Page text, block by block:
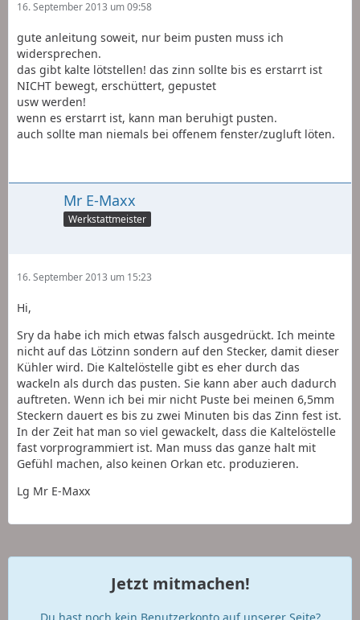
16. September 2013 um 09:58
gute anleitung soweit, nur beim pusten muss ich
widersprechen.
das gibt kalte lötstellen! das zinn sollte bis es erstarrt ist
NICHT bewegt, erschüttert, gepustet
usw werden!
wenn es erstarrt ist, kann man beruhigt pusten.
auch sollte man niemals bei offenem fenster/zugluft löten.
Mr E-Maxx
Werkstattmeister
16. September 2013 um 15:23
Hi,
Sry da habe ich mich etwas falsch ausgedrückt. Ich meinte
nicht auf das Lötzinn sondern auf den Stecker, damit dieser
Kühler wird. Die Kaltelöstelle gibt es eher durch das
wackeln als durch das pusten. Sie kann aber auch dadurch
auftreten. Wenn ich bei mir nicht Puste bei meinen 6,5mm
Steckern dauert es bis zu zwei Minuten bis das Zinn fest ist.
In der Zeit hat man so viel gewackelt, dass die Kaltelöstelle
fast vorprogrammiert ist. Man muss das ganze halt mit
Gefühl machen, also keinen Orkan etc. produzieren.
Lg Mr E-Maxx
Jetzt mitmachen!